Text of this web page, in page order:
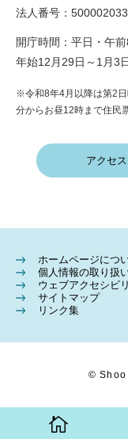
法人番号：
開庁時間：平日・午
年始12月29日～1月3
※令和8年4月以降は第2
分からお昼12時まで住民
アクセス
ホームページにつ
個人情報の取り扱
ウェブアクセシビ
サイトマップ
リンク集
© Shoo